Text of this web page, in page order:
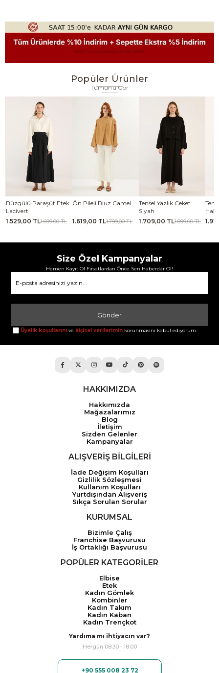
Popüler Ürünler
Tümünü Gör
Büzgülü Paraşüt Etek
Lacivert
1.529,00 TL1.699,00 TL
Ön Pileli Bluz Camel
1.619,00 TL1.799,00 TL
Tensel Yazlık Ceket
Siyah
1.709,00 TL1.899,00 TL
Haki
Size Özel Kampanyalar
Hemen Kayıt Ol Fırsatlardan Önce Sen Haberdar Ol!
Gönder
Üyelik koşullarını ve kişisel verilerimin korunmasını kabul ediyorum.
HAKKIMIZDA
Hakkımızda
Mağazalarımız
Blog
İletişim
Sizden Gelenler
Kampanyalar
ALIŞVERİŞ BİLGİLERİ
İade Değişim Koşulları
Gizlilik Sözleşmesi
Kullanım Koşulları
Yurtdışından Alışveriş
Sıkça Sorulan Sorular
KURUMSAL
Bizimle Çalış
Franchise Başvurusu
İş Ortaklığı Başvurusu
POPÜLER KATEGORİLER
Elbise
Etek
Kadın Gömlek
Kombinler
Kadın Takım
Kadın Kaban
Kadın Trençkot
Yardıma mı ihtiyacın var?
Hergün 08:30 - 18:00
+90 555 008 23 72